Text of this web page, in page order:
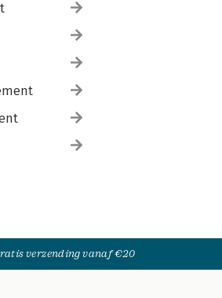
verzending vanaf €20